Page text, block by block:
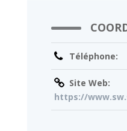
Téléphone:
Site Web:
https://